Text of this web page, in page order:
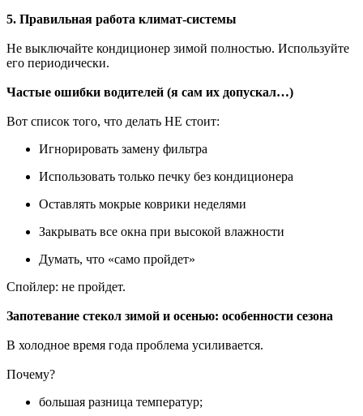
5. Правильная работа климат-системы
Не выключайте кондиционер зимой полностью. Используйте
его периодически.
Частые ошибки водителей (я сам их допускал…)
Вот список того, что делать НЕ стоит:
Игнорировать замену фильтра
Использовать только печку без кондиционера
Оставлять мокрые коврики неделями
Закрывать все окна при высокой влажности
Думать, что «само пройдет»
Спойлер: не пройдет.
Запотевание стекол зимой и осенью: особенности сезона
В холодное время года проблема усиливается.
Почему?
большая разница температур;